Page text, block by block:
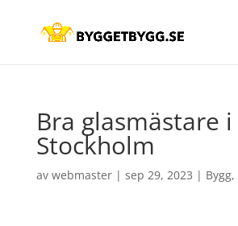
Bra glasmästare i
Stockholm
av webmaster| sep 29, 2023 | Bygg,